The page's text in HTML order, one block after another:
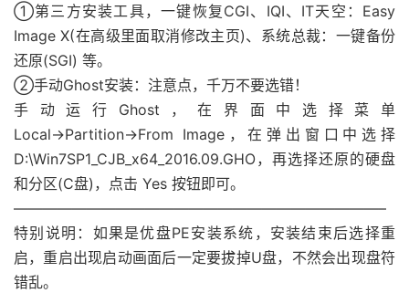
①第三方安装工具，一键恢复CGI、IQI、IT天空：Easy
Image X(在高级里面取消修改主页)、系统总裁：一键备份
还原(SGI) 等。
②手动Ghost安装：注意点，千万不要选错！
手动运行Ghost，在界面中选择菜单
Local→Partition→From Image，在弹出窗口中选择
D:\Win7SP1_CJB_x64_2016.09.GHO，再选择还原的硬盘
和分区(C盘)，点击 Yes 按钮即可。
—————————————————————————–
特别说明：如果是优盘PE安装系统，安装结束后选择重
启，重启出现启动画面后一定要拔掉U盘，不然会出现盘符
错乱。